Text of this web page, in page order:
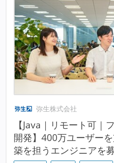
弥生株式会社
【Java｜リモート可｜
開発】400万ユーザー
築を担うエンジニアを